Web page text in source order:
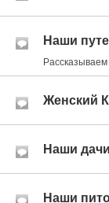
Наши
Женский
Наши дачи
Наши